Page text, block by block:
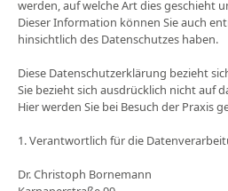
werden, auf welche Art dies geschieht
Dieser Information können Sie auch
hinsichtlich des Datenschutzes haben.
Diese Datenschutzerklärung bezieht
Sie bezieht sich ausdrücklich nicht auf
Hier werden Sie bei Besuch der Praxis
1. Verantwortlich für die
Dr. Christoph Bornemann